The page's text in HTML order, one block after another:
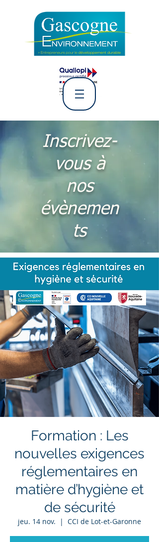
L' Association Gascogne
Environnement
Inscrivez-
vous à
nos
évènemen
ts
Formation : Les
nouvelles exigences
réglementaires en
matière d’hygiène et
de sécurité
jeu. 14 nov.
  |
CCI de Lot-et-Garonne